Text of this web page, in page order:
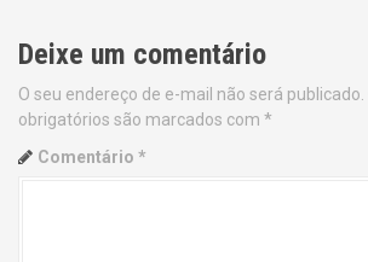
t
n
a
Deixe um comentário
O seu endereço de e-mail não será publicado.
obrigatórios são marcados com *
Comentário *